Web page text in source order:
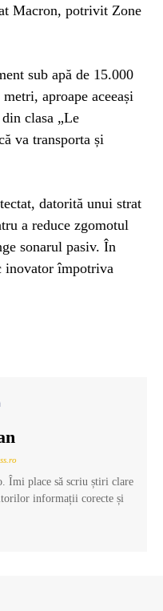
Macron, potrivit Zone
sub apă de 15.000
aproape aceeași
clasa „Le
va transporta și
datorită unui strat
a reduce zgomotul
sonarul pasiv. În
inovator împotriva
Îmi place să scriu știri clare
informații corecte și